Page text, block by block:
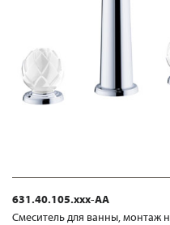
631.40.105.xxx-AA
Смеситель для ванны, монтаж